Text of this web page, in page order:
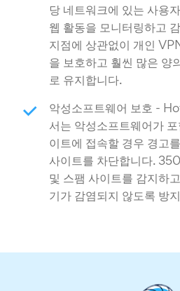
당 네트워크에 있는 사용
웹 활동을 모니터링하고
지점에 상관없이 개인
을 보호하고 훨씬 많은 양
로 유지합니다.
악성소프트웨어 보호 -
서는 악성소프트웨어가
이트에 접속할 경우 경고
사이트를 차단합니다.
및 스팸 사이트를 감지하
기가 감염되지 않도록 방